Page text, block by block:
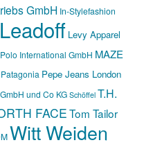
GmbH In-Stylefashion
Leadoff Levy Apparel
International GmbH MAZE
Patagonia Pepe Jeans London
und Co KG Schöffel T.H.
FACETom Tailor
Witt Weiden